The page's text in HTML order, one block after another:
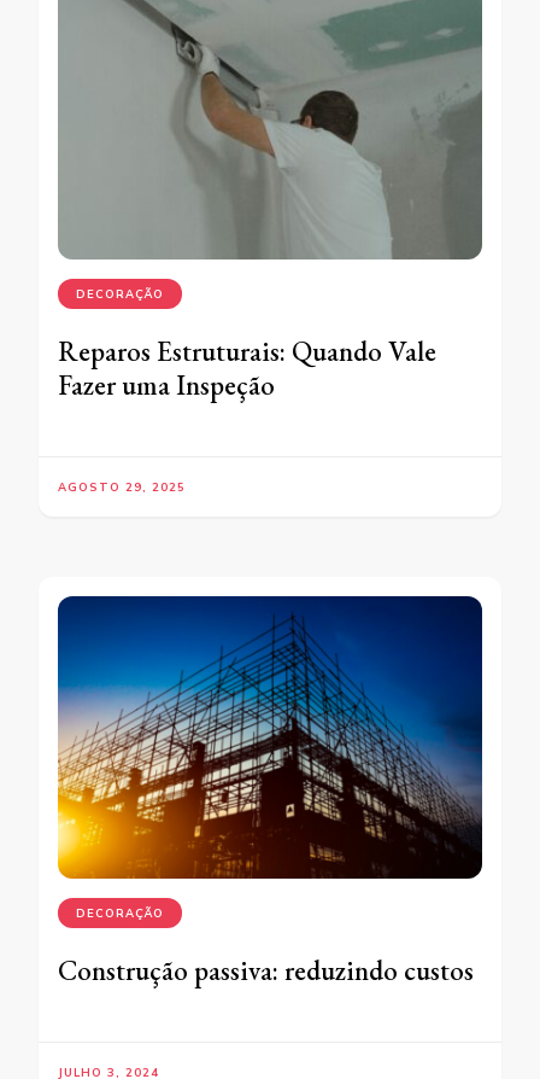
DECORAÇÃO
Reparos Estruturais: Quando Vale
Fazer uma Inspeção
AGOSTO 29, 2025
DECORAÇÃO
Construção passiva: reduzindo custos
JULHO 3, 2024